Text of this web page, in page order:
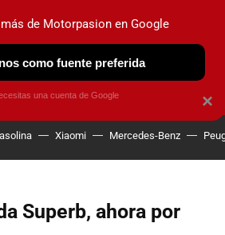
ELÉCTRICOS OBSERVATORIO
Xiaomi Mercedes-Benz
Superb, ahora por
×
de Motorpasion en Google
como fuente preferida
una cuenta de Google